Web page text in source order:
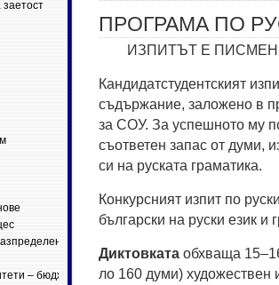
заетост
– бюджет 2011
ПРОГРАМА ПО
ИЗПИТЪТ Е
Кан­ди­да­тс­ту­де­н­тски­ят
съдър­жа­ние, за­ло­же­но в
за СОУ. За ус­пеш­но­то му
съ­от­ве­тен за­пас от ду­ми,
си на рус­ка­та гра­ма­ти­ка.
Конкурсният изпит по
български на руски език и
Дик­тов­ка­та обх­ва­ща
ло 160 ду­ми) ху­до­же­ст­вен